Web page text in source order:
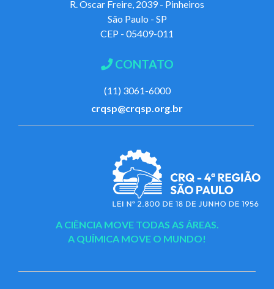
R. Oscar Freire, 2039 - Pinheiros
São Paulo - SP
CEP - 05409-011
CONTATO
(11) 3061-6000
crqsp@crqsp.org.br
A CIÊNCIA MOVE TODAS AS ÁREAS.
A QUÍMICA MOVE O MUNDO!